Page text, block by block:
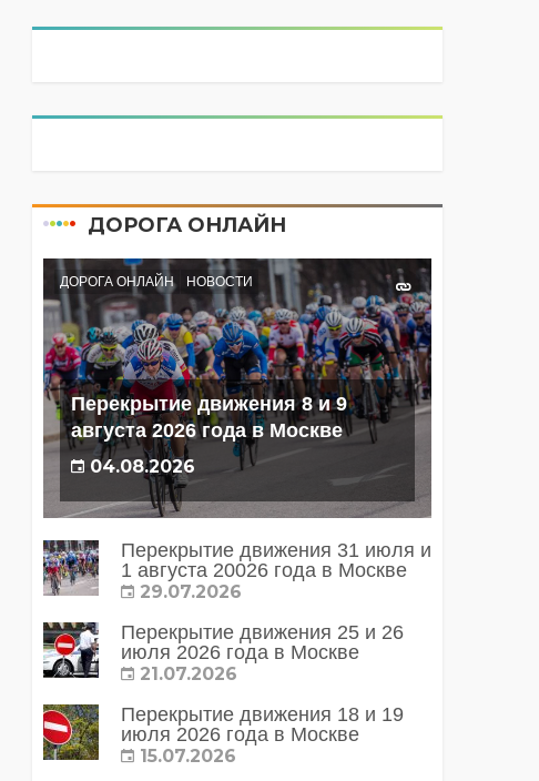
ДОРОГА ОНЛАЙН
ДОРОГА ОНЛАЙН НОВОСТИ
Перекрытие движения 8 и 9
августа 2026 года в Москве
04.08.2026
Перекрытие движения 31 июля и
1 августа 20026 года в Москве
29.07.2026
Перекрытие движения 25 и 26
июля 2026 года в Москве
21.07.2026
Перекрытие движения 18 и 19
июля 2026 года в Москве
15.07.2026